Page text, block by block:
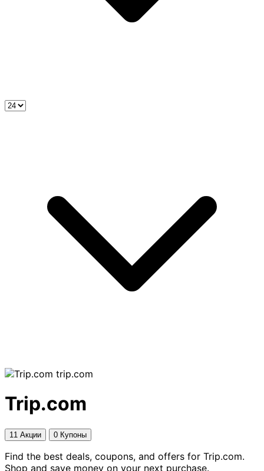
trip.com
Trip.com
11 Акции 0 Купоны
Find the best deals, coupons, and offers for Trip.com.
Shop and save money on your next purchase.